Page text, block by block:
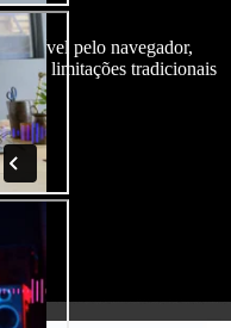
pelo navegador,
das limitações tradicionais